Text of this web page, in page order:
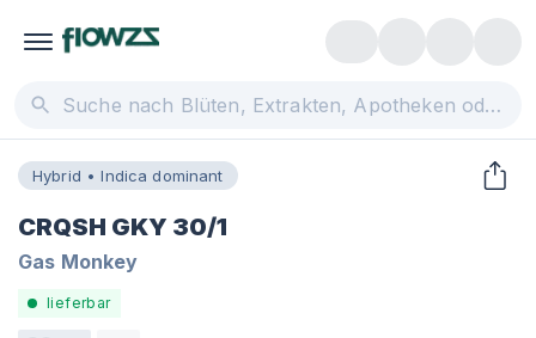
Hybrid • Indica dominant
CRQSH GKY 30/1
Gas Monkey
lieferbar